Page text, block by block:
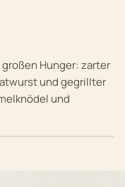
Hunger: zarter
und gegrillter
und